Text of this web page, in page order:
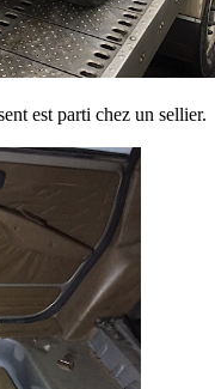
est parti chez un sellier.